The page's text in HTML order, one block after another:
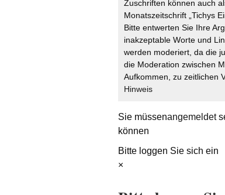
Zuschriften können auch
Monatszeitschrift „Tichys
Bitte entwerten Sie Ihre
inakzeptable Worte und
werden moderiert, da die
die Moderation zwischen
Aufkommen, zu zeitlichen
Hinweis
Sie müssenangemeldet
können
Bitte loggen Sie sich ein
×